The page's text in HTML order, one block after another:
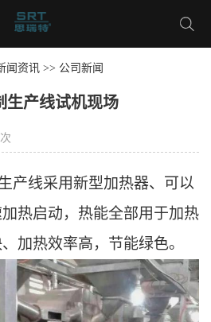
闻资讯 >> 公司新闻
生产线试机现场
产线采用新型加热器、可以
热启动，热能全部用于加热
加热效率高，节能绿色。